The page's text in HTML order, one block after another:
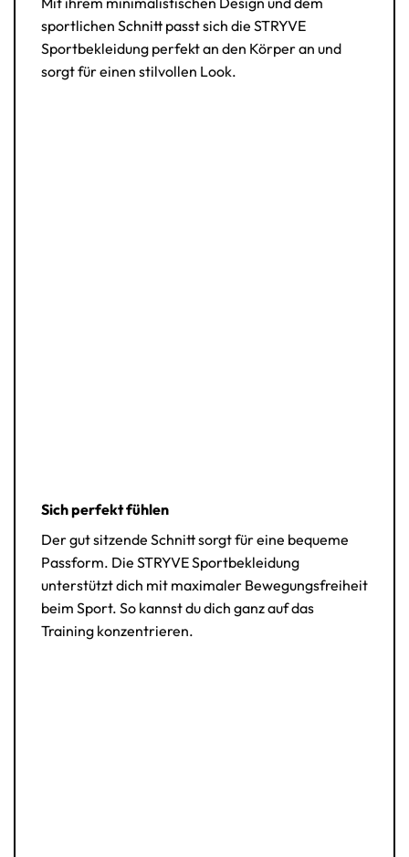
sportlichen Schnitt passt sich die STRYVE
Sportbekleidung perfekt an den Körper an und
sorgt für einen stilvollen Look.
Sich perfekt fühlen
Der gut sitzende Schnitt sorgt für eine bequeme
Passform. Die STRYVE Sportbekleidung
unterstützt dich mit maximaler Bewegungsfreiheit
beim Sport. So kannst du dich ganz auf das
Training konzentrieren.